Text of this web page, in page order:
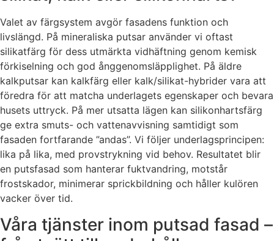
Valet av färgsystem avgör fasadens funktion och
livslängd. På mineraliska putsar använder vi oftast
silikatfärg för dess utmärkta vidhäftning genom kemisk
förkiselning och god ånggenomsläpplighet. På äldre
kalkputsar kan kalkfärg eller kalk/silikat-hybrider vara att
föredra för att matcha underlagets egenskaper och bevara
husets uttryck. På mer utsatta lägen kan silikonhartsfärg
ge extra smuts- och vattenavvisning samtidigt som
fasaden fortfarande ”andas”. Vi följer underlagsprincipen:
lika på lika, med provstrykning vid behov. Resultatet blir
en putsfasad som hanterar fuktvandring, motstår
frostskador, minimerar sprickbildning och håller kulören
vacker över tid.
Våra tjänster inom putsad fasad –